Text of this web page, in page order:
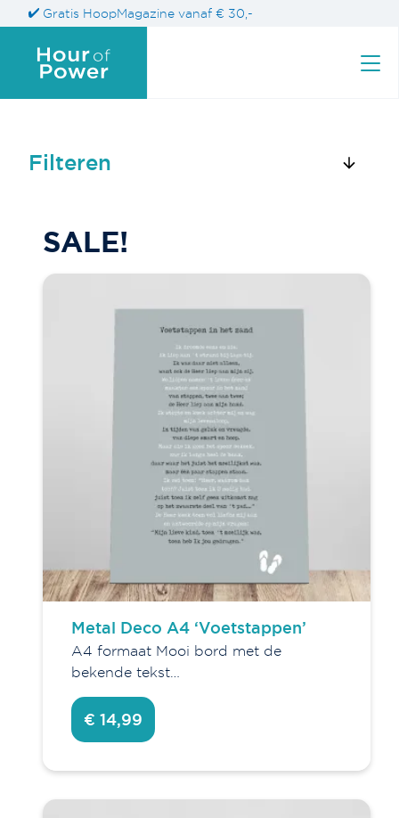
Gratis HoopMagazine vanaf € 30,-
Filteren
Zoeken
Verfijn je keuze
Agenda's en kalenders
Fashion
Kaarten
Wanddecoratie
SALE!
Sieraden
Overig
SALE!
Metal Deco A4 ‘Voetstappen’
A4 formaat Mooi bord met de
bekende tekst…
€ 14,99